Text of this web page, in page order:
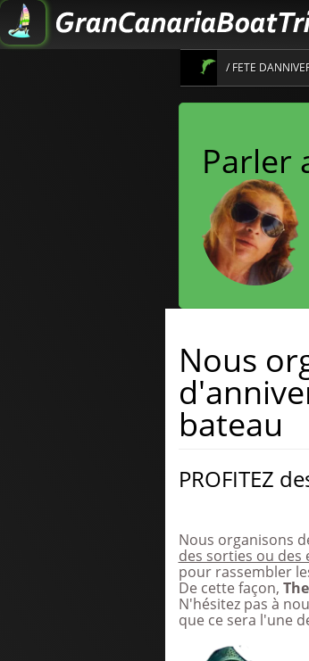
/ FETE
Parler
Nous
bateau
PROFITEZ
Nous organisons
des sorties ou des
pour rassembler
De cette façon,
N'hésitez pas à
que ce sera l'une